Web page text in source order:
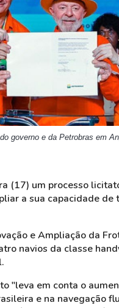
governo e da Petrobras em
(17) um processo
a sua capacidade
e Ampliação da
navios da classe
"leva em conta o
e na navegação